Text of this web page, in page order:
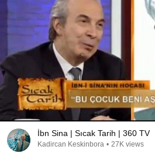
İbn Sina | Sıcak Tarih | 360 TV
Kadircan Keskinbora • 27K views